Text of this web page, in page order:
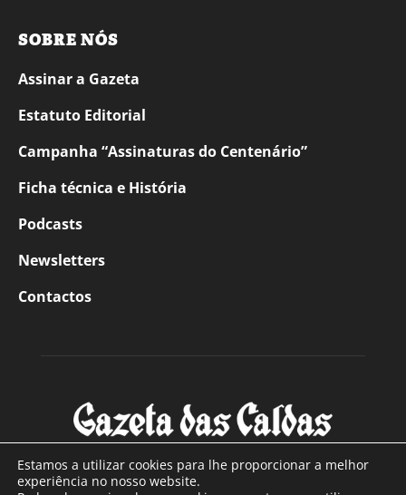
SOBRE NÓS
Assinar a Gazeta
Estatuto Editorial
Campanha “Assinaturas do Centenário”
Ficha técnica e História
Podcasts
Newsletters
Contactos
Estamos a utilizar cookies para lhe proporcionar a melhor
experiência no nosso website.